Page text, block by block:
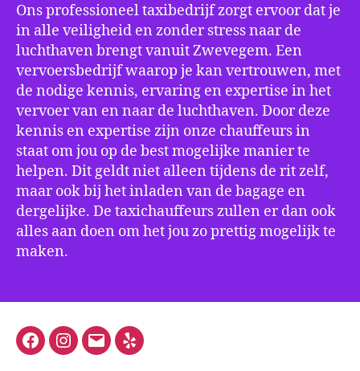
Ons professioneel taxibedrijf zorgt ervoor dat je
in alle veiligheid en zonder stress naar de
luchthaven brengt vanuit Zwevegem. Een
vervoersbedrijf waarop je kan vertrouwen, met
de nodige kennis, ervaring en expertise in het
vervoer van en naar de luchthaven. Door deze
kennis en expertise zijn onze chauffeurs in
staat om jou op de best mogelijke manier te
helpen. Dit geldt niet alleen tijdens de rit zelf,
maar ook bij het inladen van de bagage en
dergelijke. De taxichauffeurs zullen er dan ook
alles aan doen om het jou zo prettig mogelijk te
maken.
FacebookInstagram
E-
Yelp